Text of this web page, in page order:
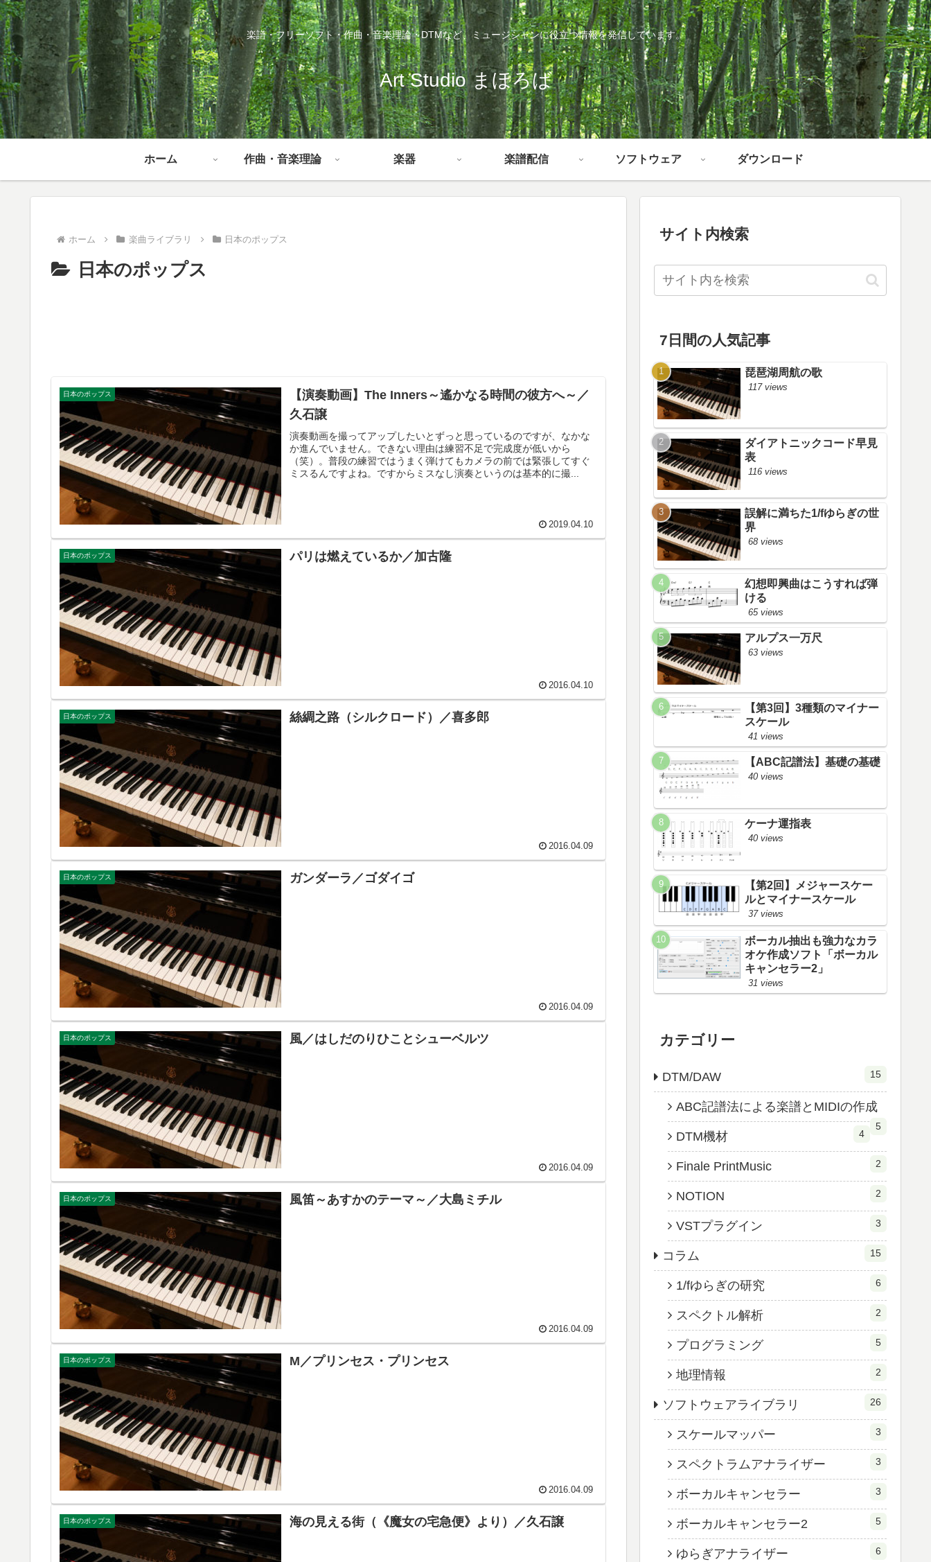
楽譜・フリーソフト・作曲・音楽理論・DTMなど、ミュージシャンに役立つ情報を発信しています。
Art Studio まほろば
ホーム 作曲・音楽理論 楽器 楽譜配信 ソフトウェア ダウンロード
ホーム 楽曲ライブラリ 日本のポップス
日本のポップス
日本のポップス
【演奏動画】The Inners～遙かなる時間の彼方へ～／
久石譲
演奏動画を撮ってアップしたいとずっと思っているのですが、なかな
か進んでいません。できない理由は練習不足で完成度が低いから
（笑）。普段の練習ではうまく弾けてもカメラの前では緊張してすぐ
ミスるんですよね。ですからミスなし演奏というのは基本的に撮...
2019.04.10
日本のポップス パリは燃えているか／加古隆
2016.04.10
日本のポップス 絲綢之路（シルクロード）／喜多郎
2016.04.09
日本のポップス ガンダーラ／ゴダイゴ
2016.04.09
日本のポップス 風／はしだのりひことシューベルツ
2016.04.09
日本のポップス 風笛～あすかのテーマ～／大島ミチル
2016.04.09
日本のポップス M／プリンセス・プリンセス
2016.04.09
日本のポップス 海の見える街（《魔女の宅急便》より）／久石譲
サイト内検索
7日間の人気記事
琵琶湖周航の歌
117 views
ダイアトニックコード早見
表
116 views
誤解に満ちた1/fゆらぎの世
界
68 views
幻想即興曲はこうすれば弾
ける
65 views
アルプス一万尺
63 views
【第3回】3種類のマイナー
スケール
41 views
【ABC記譜法】基礎の基礎
40 views
ケーナ運指表
40 views
【第2回】メジャースケー
ルとマイナースケール
37 views
ボーカル抽出も強力なカラ
オケ作成ソフト「ボーカル
キャンセラー2」
31 views
カテゴリー
DTM/DAW 15
ABC記譜法による楽譜とMIDIの作成
5
DTM機材 4
Finale PrintMusic 2
NOTION 2
VSTプラグイン 3
コラム 15
1/fゆらぎの研究 6
スペクトル解析 2
プログラミング 5
地理情報 2
ソフトウェアライブラリ 26
スケールマッパー 3
スペクトラムアナライザー 3
ボーカルキャンセラー 3
ボーカルキャンセラー2 5
ゆらぎアナライザー 6